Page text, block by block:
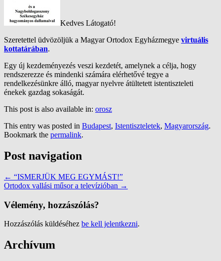
Kedves Látogató!
Szeretettel üdvözöljük a Magyar Ortodox Egyházmegye virtuális
kottatárában.
Egy új kezdeményezés veszi kezdetét, amelynek a célja, hogy
rendszerezze és mindenki számára elérhetővé tegye a
rendelkezésünkre álló, magyar nyelvre átültetett istentiszteleti
énekek gazdag sokaságát.
This post is also available in: orosz
This entry was posted in Budapest, Istentiszteletek, Magyarország.
Bookmark the permalink.
Post navigation
← “ISMERJÜK MEG EGYMÁST!”
Ortodox vallási műsor a televízióban →
Vélemény, hozzászólás?
Hozzászólás küldéséhez be kell jelentkezni.
Archívum